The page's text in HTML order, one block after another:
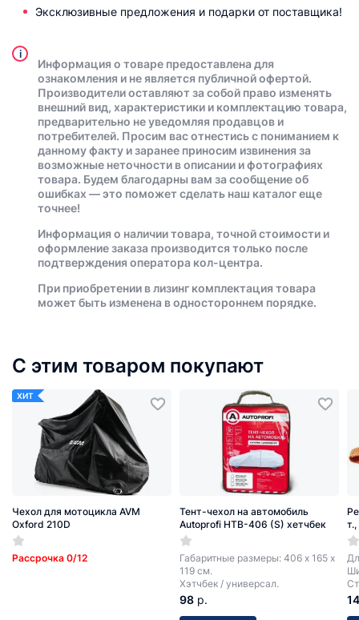
Эксклюзивные предложения и подарки от поставщика!
i
Информация о товаре предоставлена для
ознакомления и не является публичной офертой.
Производители оставляют за собой право изменять
внешний вид, характеристики и комплектацию товара,
предварительно не уведомляя продавцов и
потребителей. Просим вас отнестись с пониманием к
данному факту и заранее приносим извинения за
возможные неточности в описании и фотографиях
товара. Будем благодарны вам за сообщение об
ошибках — это поможет сделать наш каталог еще
точнее!
Информация о наличии товара, точной стоимости и
оформление заказа производится только после
подтверждения оператора кол-центра.
При приобретении в лизинг комплектация товара
может быть изменена в одностороннем порядке.
С этим товаром покупают
ХИТ
Чехол для мотоцикла AVM
Oxford 210D
Рассрочка 0/12
Тент-чехол на автомобиль
Autoprofi HTB-406 (S) хетчбек
Габаритные размеры: 406 х 165 х
119 см.
Хэтчбек / универсал.
98 р. 14